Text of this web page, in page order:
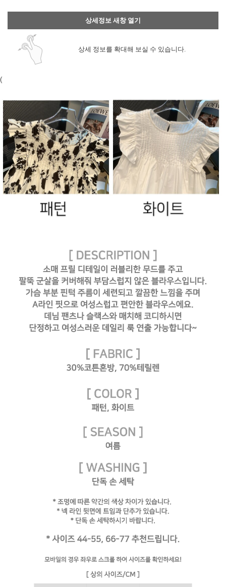
상세정보 새창 열기
상세 정보를 확대해 보실 수 있습니다.
(